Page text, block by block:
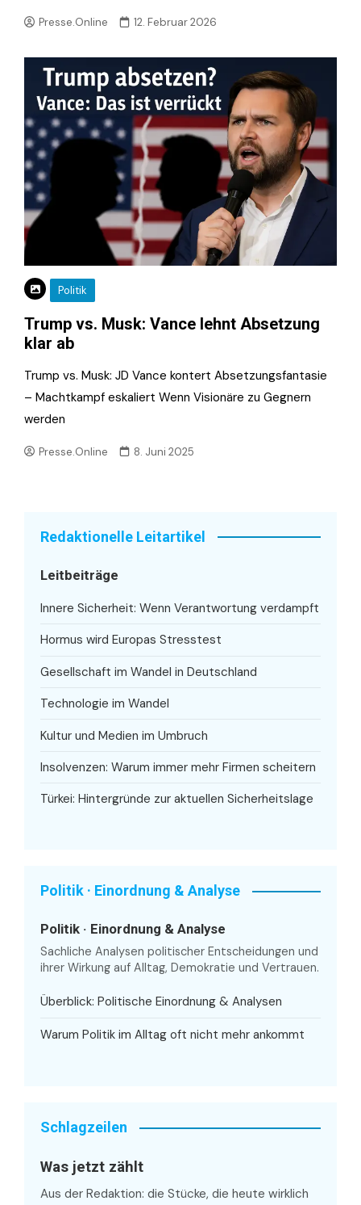
Presse.Online 12. Februar 2026
Politik
Trump vs. Musk: Vance lehnt Absetzung
klar ab
Trump vs. Musk: JD Vance kontert Absetzungsfantasie
– Machtkampf eskaliert Wenn Visionäre zu Gegnern
werden
Presse.Online 8. Juni 2025
Redaktionelle Leitartikel
Leitbeiträge
Innere Sicherheit: Wenn Verantwortung verdampft
Hormus wird Europas Stresstest
Gesellschaft im Wandel in Deutschland
Technologie im Wandel
Kultur und Medien im Umbruch
Insolvenzen: Warum immer mehr Firmen scheitern
Türkei: Hintergründe zur aktuellen Sicherheitslage
Politik · Einordnung & Analyse
Politik · Einordnung & Analyse
Sachliche Analysen politischer Entscheidungen und
ihrer Wirkung auf Alltag, Demokratie und Vertrauen.
Überblick: Politische Einordnung & Analysen
Warum Politik im Alltag oft nicht mehr ankommt
Schlagzeilen
Was jetzt zählt
Aus der Redaktion: die Stücke, die heute wirklich